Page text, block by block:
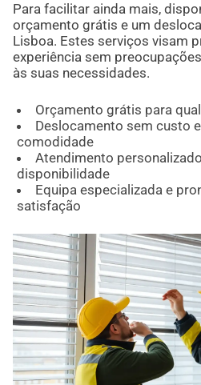
Para facilitar ainda mais,
orçamento grátis e um
Lisboa. Estes serviços visam
experiência sem
às suas necessidades.
Orçamento grátis para
Deslocamento sem custo
comodidade
Atendimento
disponibilidade
Equipa especializada e
satisfação